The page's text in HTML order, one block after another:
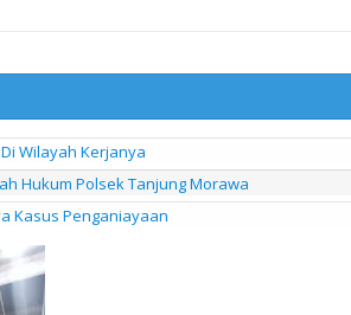
Wilayah Kerjanya
Hukum Polsek Tanjung Morawa
Kasus Penganiayaan